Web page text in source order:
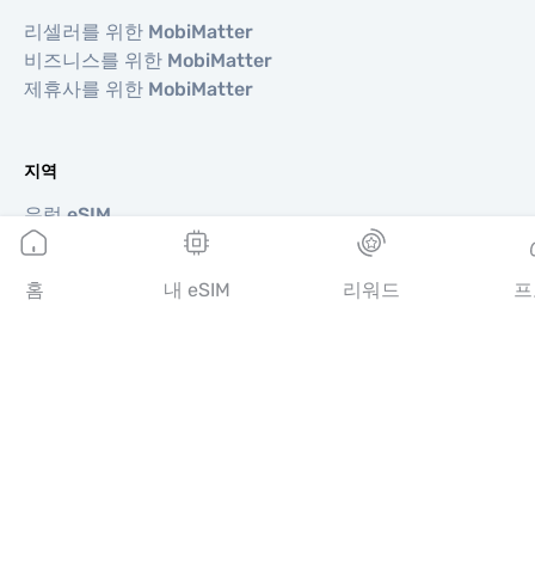
리셀러를 위한 MobiMatter
비즈니스를 위한 MobiMatter
제휴사를 위한 MobiMatter
지역
유럽 eSIM
아시아 eSIM
중동 eSIM
홈 내 eSIM 리워드